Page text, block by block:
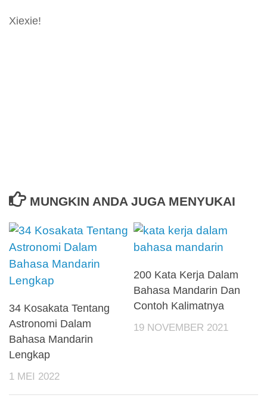
Xiexie!
MUNGKIN ANDA JUGA MENYUKAI
34 Kosakata Tentang
Astronomi Dalam
Bahasa Mandarin
Lengkap
1 MEI 2022
200 Kata Kerja Dalam
Bahasa Mandarin Dan
Contoh Kalimatnya
19 NOVEMBER 2021